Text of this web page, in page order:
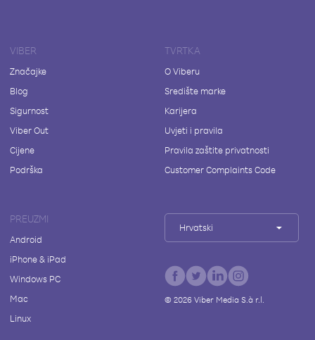
VIBER
Značajke
Blog
Sigurnost
Viber Out
Cijene
Podrška
TVRTKA
O Viberu
Središte marke
Karijera
Uvjeti i pravila
Pravila zaštite privatnosti
Customer Complaints Code
PREUZMI
Android
iPhone & iPad
Windows PC
Mac
Linux
Hrvatski
© 2026Viber Media S.à r.l.